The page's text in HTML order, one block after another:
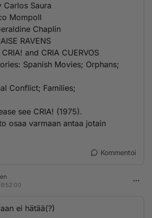
Carlos Saura
Mompoll
Chaplin
RAVENS
and CRIA CUERVOS
Spanish Movies; Orphans;
Conflict; Families;
see CRIA! (1975).
osaa varmaan antaa jotain
Kommentoi
ei hätää(?)